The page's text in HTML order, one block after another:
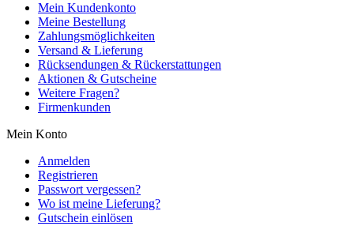
Mein Kundenkonto
Meine Bestellung
Zahlungsmöglichkeiten
Versand & Lieferung
Rücksendungen & Rückerstattungen
Aktionen & Gutscheine
Weitere Fragen?
Firmenkunden
Mein Konto
Anmelden
Registrieren
Passwort vergessen?
Wo ist meine Lieferung?
Gutschein einlösen